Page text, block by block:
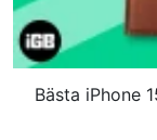
Bästa iPhone